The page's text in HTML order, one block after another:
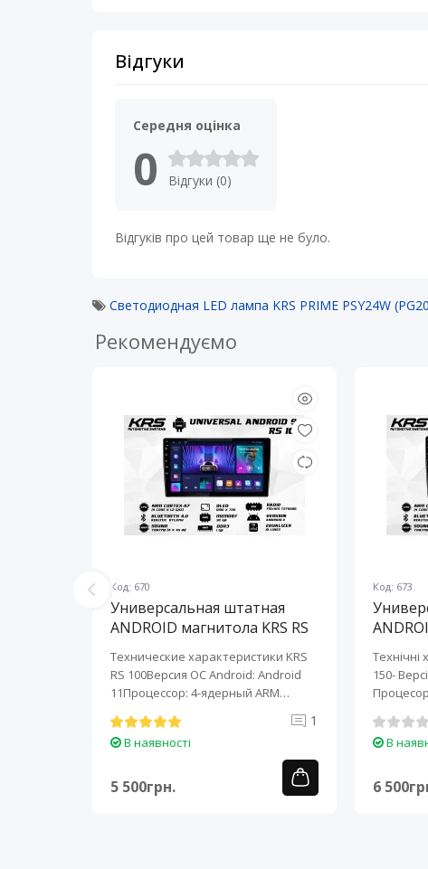
Відгуки
Середня оцінка
0 Відгуки (0)
Відгуків про цей товар ще не було.
Светодиодная LED лампа KRS PRIME PSY24W
Рекомендуємо
Код: 670
Универсальная штатная
ANDROID магнитола KRS RS
Технические характеристики KRS
RS 100Версия ОС Android: Android
11Процессор: 4-ядерный ARM
1
В наявності
5 500грн.
Код: 673
Технічні
150-
В
6